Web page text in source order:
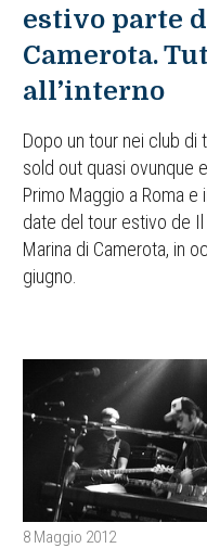
estivo parte
Camerota.
all’interno
Dopo un tour nei club
sold out quasi ovunque
Primo Maggio a Roma
date del tour estivo de
Marina di Camerota, in
giugno.
8 Maggio 2012